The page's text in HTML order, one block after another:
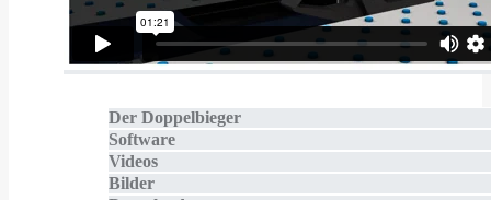
Der Doppelbieger
Software
Videos
Bilder